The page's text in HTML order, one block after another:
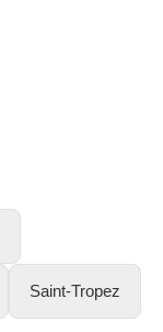
Saint-Tropez